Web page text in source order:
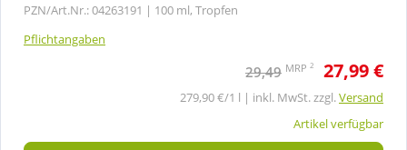
PZN/Art.Nr.: 04263191 | 100 ml, Tropfen
Pflichtangaben
29,49 MRP 2 27,99 €
279,90 €/1 l | inkl. MwSt. zzgl.Versand
Artikel verfügbar